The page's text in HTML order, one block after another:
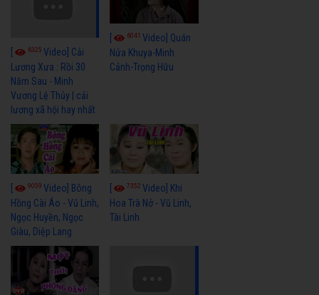
6325 Video] Cải
Lương Xưa : Rồi 30
Năm Sau - Minh
Vương Lệ Thủy | cải
lương xã hội hay nhất
6041Video] Quán
Nửa Khuya-Minh
Cảnh-Trọng Hữu
9059 Video] Bông
Hồng Cài Áo - Vũ Linh,
Ngọc Huyền, Ngọc
Giàu, Diệp Lang
7352Video] Khi
Hoa Trà Nở - Vũ Linh,
Tài Linh